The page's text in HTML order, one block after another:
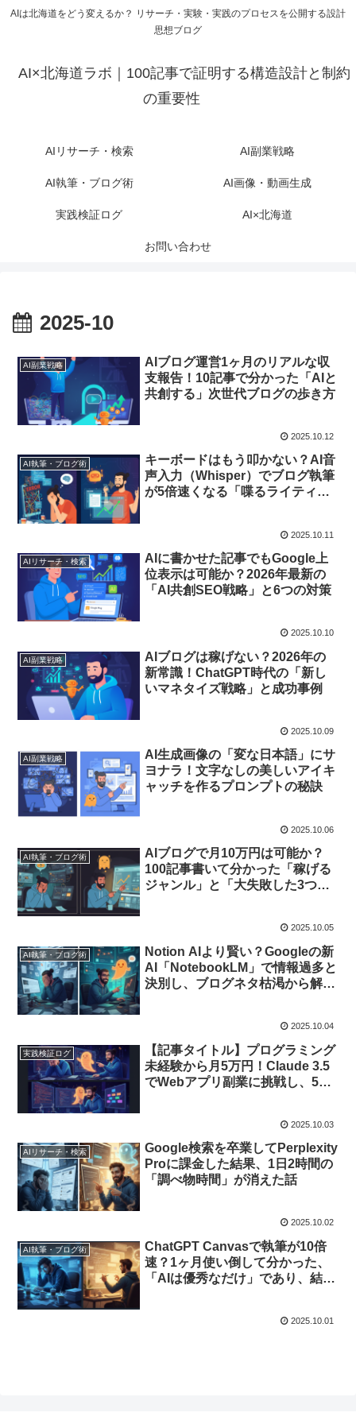
AIは北海道をどう変えるか？ リサーチ・実験・実践のプロセスを公開する設計
思想ブログ
AI×北海道ラボ｜100記事で証明する構造設計と制約
の重要性
AIリサーチ・検索 AI副業戦略
AI執筆・ブログ術 AI画像・動画生成
実践検証ログ AI×北海道
お問い合わせ
2025-10
AI副業戦略
AIブログ運営1ヶ月のリアルな収
支報告！10記事で分かった「AIと
共創する」次世代ブログの歩き方
2025.10.12
AI執筆・ブログ術
キーボードはもう叩かない？AI音
声入力（Whisper）でブログ執筆
が5倍速くなる「喋るライティン
2025.10.11
AIリサーチ・検索
AIに書かせた記事でもGoogle上
位表示は可能か？2026年最新の
「AI共創SEO戦略」と6つの対策
2025.10.10
AI副業戦略
AIブログは稼げない？2026年の
新常識！ChatGPT時代の「新し
いマネタイズ戦略」と成功事例
2025.10.09
AI副業戦略
AI生成画像の「変な日本語」にサ
ヨナラ！文字なしの美しいアイキ
ャッチを作るプロンプトの秘訣
2025.10.06
AI執筆・ブログ術
AIブログで月10万円は可能か？
100記事書いて分かった「稼げる
ジャンル」と「大失敗した3つの
2025.10.05
AI執筆・ブログ術
Notion AIより賢い？Googleの新
AI「NotebookLM」で情報過多と
決別し、ブログネタ枯渇から解放
2025.10.04
実践検証ログ
【記事タイトル】プログラミング
未経験から月5万円！Claude 3.5
でWebアプリ副業に挑戦し、5歳
2025.10.03
AIリサーチ・検索
Google検索を卒業してPerplexity
Proに課金した結果、1日2時間の
「調べ物時間」が消えた話
2025.10.02
AI執筆・ブログ術
ChatGPT Canvasで執筆が10倍
速？1ヶ月使い倒して分かった、
「AIは優秀なだけ」であり、結局
2025.10.01